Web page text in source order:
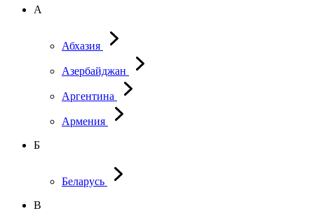
А
Абхазия
Азербайджан
Аргентина
Армения
Б
Беларусь
В